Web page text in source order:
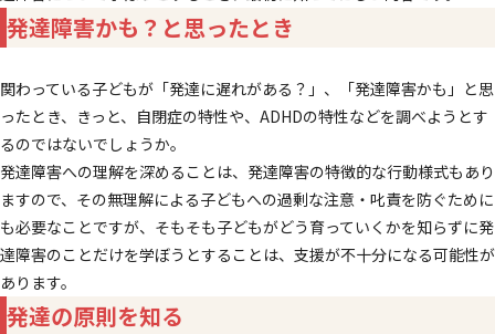
発達障害かも？と思ったとき
関わっている子どもが「発達に遅れがある？」、「発達障害かも」と思
ったとき、きっと、自閉症の特性や、ADHDの特性などを調べようとす
るのではないでしょうか。
発達障害への理解を深めることは、発達障害の特徴的な行動様式もあり
ますので、その無理解による子どもへの過剰な注意・叱責を防ぐために
も必要なことですが、そもそも子どもがどう育っていくかを知らずに発
達障害のことだけを学ぼうとすることは、支援が不十分になる可能性が
あります。
発達の原則を知る